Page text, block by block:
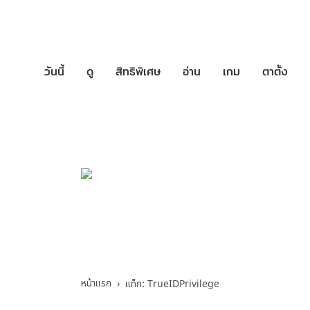
วันนี้ ดู สิทธิพิเศษ อ่าน เกม ตาตั้ง
หน้าแรก แท็ก: TrueIDPrivilege